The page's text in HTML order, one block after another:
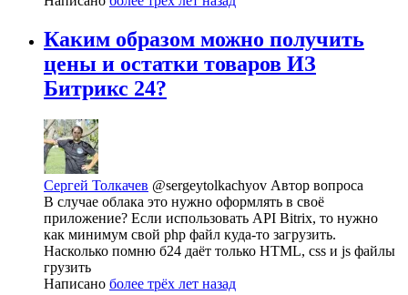
Каким образом можно получить
цены и остатки товаров ИЗ
Битрикс 24?
Сергей Толкачев @sergeytolkachyov Автор вопроса
В случае облака это нужно оформлять в своё
приложение? Если использовать API Bitrix, то нужно
как минимум свой php файл куда-то загрузить.
Насколько помню б24 даёт только HTML, css и js файлы
грузить
Написано более трёх лет назад